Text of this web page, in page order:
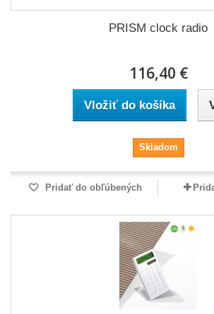
PRISM clock radio
116,40 €
Vložiť do košíka
Skladom
Pridať do obľúbených